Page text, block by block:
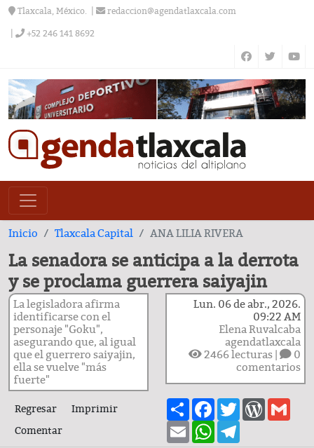
Tlaxcala, México. redaccion@agendatlaxcala.com
+52 246 141 8692
Inicio Tlaxcala Capital ANA LILIA RIVERA
La senadora se anticipa a la derrota
y se proclama guerrera saiyajin
La legisladora afirma
identificarse con el
personaje "Goku",
asegurando que, al igual
que el guerrero saiyajin,
ella se vuelve "más
fuerte"
Lun. 06 de abr., 2026.
09:22 AM
Elena Ruvalcaba
agendatlaxcala
2466lecturas |
0
comentarios
Regresar
Imprimir
Comentar
ShareFacebook
Twitter
EmailWhatsApp